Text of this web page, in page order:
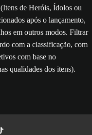
de Heróis, Ídolos ou
após o lançamento,
em outros modos. Filtrar
com a classificação, com
com base no
qualidades dos itens).